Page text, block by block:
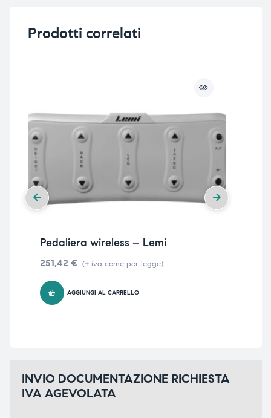
Prodotti correlati
Pedaliera wireless – Lemi
251,42 € (+ iva come per legge)
AGGIUNGI AL CARRELLO
INVIO DOCUMENTAZIONE RICHIESTA
IVA AGEVOLATA